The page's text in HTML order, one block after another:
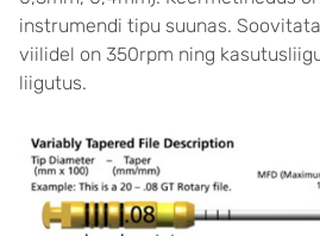
instrumendi tipu suunas.
viilidel on 350rpm ning
liigutus.